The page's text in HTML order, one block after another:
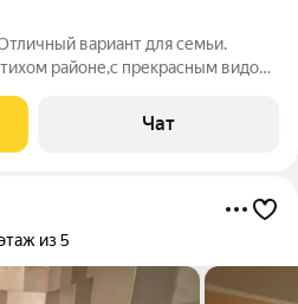
вариант для семьи.
районе,с прекрасным видом.
Дом 2015 года постройки.
Чат
из 5